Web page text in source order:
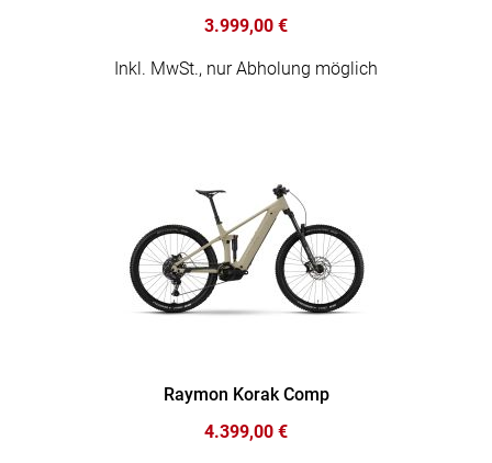
3.999,00 €
Inkl. MwSt., nur Abholung möglich
Raymon Korak Comp
4.399,00 €